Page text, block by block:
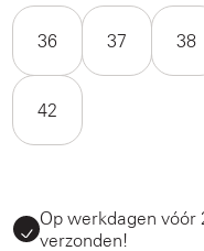
36 37 38
42
Op werkdagen vóór
verzonden!